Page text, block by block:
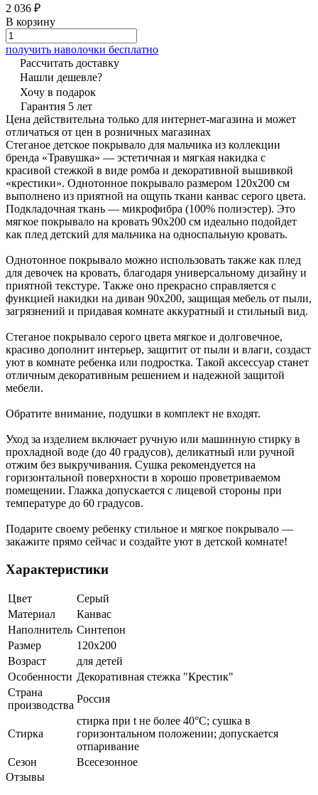
2 036 ₽
В корзину
получить наволочки бесплатно
Рассчитать доставку
Нашли дешевле?
Хочу в подарок
Гарантия 5 лет
Цена действительна только для интернет-магазина и может
отличаться от цен в розничных магазинах
Стеганое детское покрывало для мальчика из коллекции
бренда «Травушка» — эстетичная и мягкая накидка с
красивой стежкой в виде ромба и декоративной вышивкой
«крестики». Однотонное покрывало размером 120х200 см
выполнено из приятной на ощупь ткани канвас серого цвета.
Подкладочная ткань — микрофибра (100% полиэстер). Это
мягкое покрывало на кровать 90х200 см идеально подойдет
как плед детский для мальчика на односпальную кровать.
Однотонное покрывало можно использовать также как плед
для девочек на кровать, благодаря универсальному дизайну и
приятной текстуре. Также оно прекрасно справляется с
функцией накидки на диван 90х200, защищая мебель от пыли,
загрязнений и придавая комнате аккуратный и стильный вид.
Стеганое покрывало серого цвета мягкое и долговечное,
красиво дополнит интерьер, защитит от пыли и влаги, создаст
уют в комнате ребенка или подростка. Такой аксессуар станет
отличным декоративным решением и надежной защитой
мебели.
Обратите внимание, подушки в комплект не входят.
Уход за изделием включает ручную или машинную стирку в
прохладной воде (до 40 градусов), деликатный или ручной
отжим без выкручивания. Сушка рекомендуется на
горизонтальной поверхности в хорошо проветриваемом
помещении. Глажка допускается с лицевой стороны при
температуре до 60 градусов.
Подарите своему ребенку стильное и мягкое покрывало —
закажите прямо сейчас и создайте уют в детской комнате!
Характеристики
Цвет
Серый
Материал
Канвас
Наполнитель Синтепон
Размер
120x200
Возраст
для детей
Особенности Декоративная стежка "Крестик"
Страна
производства
Россия
Стирка
стирка при t не более 40°C; сушка в
горизонтальном положении; допускается
отпаривание
Сезон
Всесезонное
Отзывы